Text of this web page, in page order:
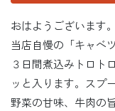
おはようございます。
当店自慢の「キャベ
３日間煮込みトロト
ッと入ります。スプ
野菜の甘味、牛肉の